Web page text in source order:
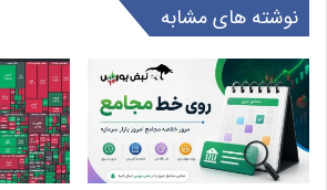
نوشته های مشابه